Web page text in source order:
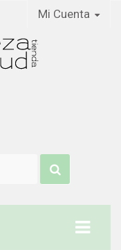
Mi Cuenta